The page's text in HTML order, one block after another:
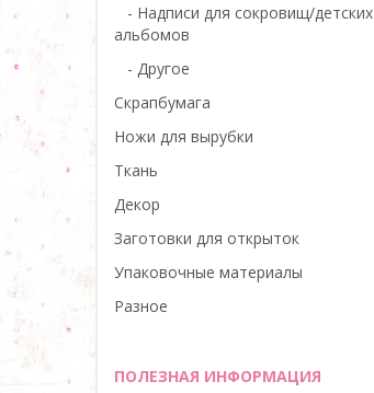
- Надписи для сокровищ/детских
альбомов
- Другое
Скрапбумага
Ножи для вырубки
Ткань
Декор
Заготовки для открыток
Упаковочные материалы
Разное
ПОЛЕЗНАЯ ИНФОРМАЦИЯ